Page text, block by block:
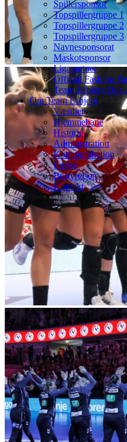
Spillersponsor
Topspillergruppe 1
Topspillergruppe 2
Topspillergruppe 3
Navnesponsorat
Maskotsponsor
Ligapartner
Official Fashion
Team Esbjerg
Om Team Esbjerg
Værdier
Hjemmebane
Historie
Administration
Kommunikation
Presse
Bestyrelsen
Kontakt